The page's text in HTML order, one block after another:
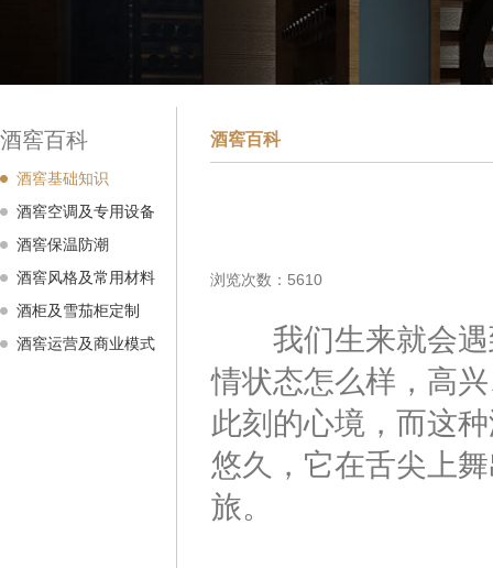
酒窖百科
酒窖基础知识
酒窖空调及专用设备
酒窖保温防潮
酒窖风格及常用材料
酒柜及雪茄柜定制
酒窖运营及商业模式
酒窖百科
浏览次数：5610
我们生来就会遇
情状态怎么样，高
此刻的心境，而这
悠久，它在舌尖上
旅。